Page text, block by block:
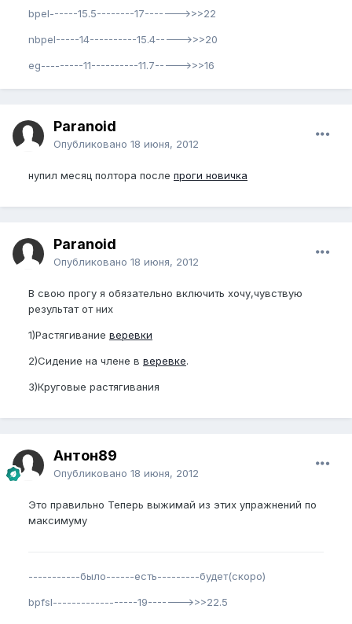
bpel------15.5--------17------->>>22
nbpel-----14----------15.4----->>>20
eg---------11----------11.7----->>>16
Paranoid
Опубликовано 18 июня, 2012
нупил месяц полтора после проги новичка
Paranoid
Опубликовано 18 июня, 2012
В свою прогу я обязательно включить хочу,чувствую
результат от них
1)Растягивание веревки
2)Сидение на члене в веревке.
3)Круговые растягивания
Антон89
Опубликовано 18 июня, 2012
Это правильно Теперь выжимай из этих упражнений по
максимуму
-----------было------есть---------будет(скоро)
bpfsl------------------19------->>>22.5